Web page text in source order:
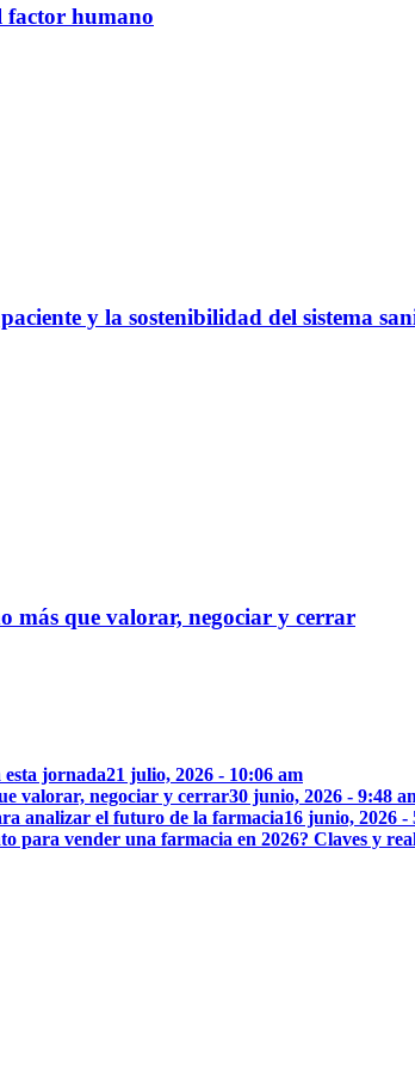
factor humano
y la sostenibilidad del sistema
más que valorar, negociar y cerrar
jornada21 julio, 2026 - 10:06 am
valorar, negociar y cerrar30 junio, 2026 - 9:48
analizar el futuro de la farmacia16 junio, 2026 -
para vender una farmacia en 2026? Claves y